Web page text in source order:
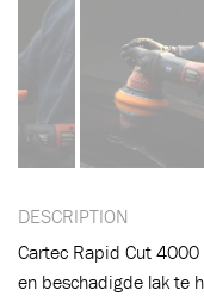
DESCRIPTION
Cartec Rapid Cut
en beschadigde lak te